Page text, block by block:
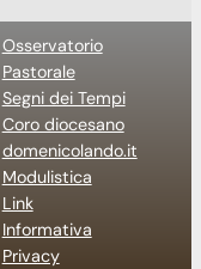
Osservatorio
Pastorale
Segni dei Tempi
Coro diocesano
domenicolando.it
Modulistica
Link
Informativa
Privacy